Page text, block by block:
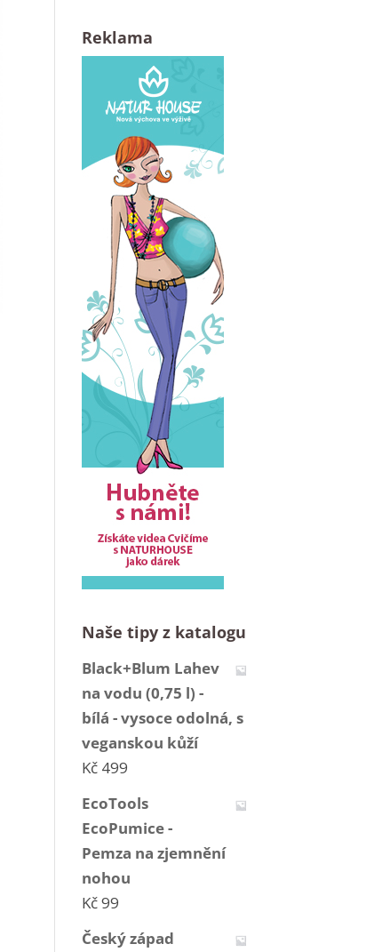
Reklama
Naše tipy z katalogu
Black+Blum Lahev
na vodu (0,75 l) -
bílá - vysoce odolná, s
veganskou kůží
Kč 499
EcoTools
EcoPumice -
Pemza na zjemnění
nohou
Kč99
Český západ